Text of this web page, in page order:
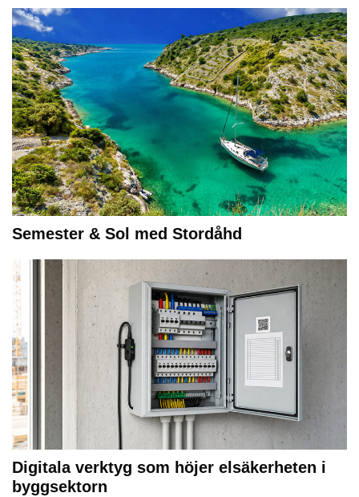
Semester & Sol med Stordåhd
Digitala verktyg som höjer elsäkerheten i
byggsektorn